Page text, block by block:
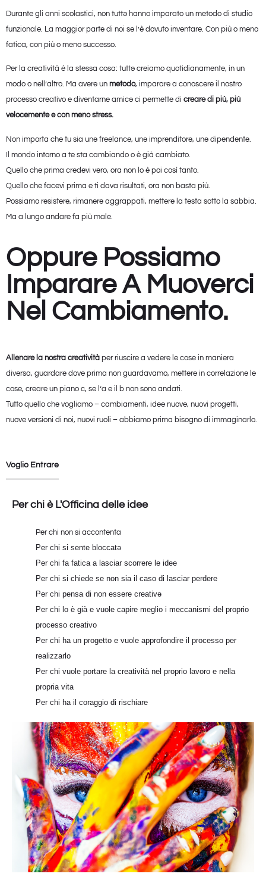
Durante gli anni scolastici, non tuttə hanno imparato un metodo di studio
funzionale. La maggior parte di noi se l’è dovuto inventare. Con più o meno
fatica, con più o meno successo.
Per la creatività è la stessa cosa: tuttə creiamo quotidianamente, in un
modo o nell’altro. Ma avere un metodo, imparare a conoscere il nostro
processo creativo e diventarne amicə ci permette di creare di più, più
velocemente e con meno stress.
Non importa che tu sia unə freelance, unə imprenditorə, unə dipendente.
Il mondo intorno a te sta cambiando o è già cambiato.
Quello che prima credevi vero, ora non lo è poi così tanto.
Quello che facevi prima e ti dava risultati, ora non basta più.
Possiamo resistere, rimanere aggrappati, mettere la testa sotto la sabbia.
Ma a lungo andare fa più male.
Oppure Possiamo
Imparare A Muoverci
Nel Cambiamento.
Allenare la nostra creatività per riuscire a vedere le cose in maniera
diversa, guardare dove prima non guardavamo, mettere in correlazione le
cose, creare un piano c, se l’a e il b non sono andati.
Tutto quello che vogliamo – cambiamenti, idee nuove, nuovi progetti,
nuove versioni di noi, nuovi ruoli – abbiamo prima bisogno di immaginarlo.
Voglio Entrare
Per chi è L'Officina delle idee
Per chi non si accontenta
Per chi si sente bloccatə
Per chi fa fatica a lasciar scorrere le idee
Per chi si chiede se non sia il caso di lasciar perdere
Per chi pensa di non essere creativə
Per chi lo è già e vuole capire meglio i meccanismi del proprio
processo creativo
Per chi ha un progetto e vuole approfondire il processo per
realizzarlo
Per chi vuole portare la creatività nel proprio lavoro e nella
propria vita
Per chi ha il coraggio di rischiare